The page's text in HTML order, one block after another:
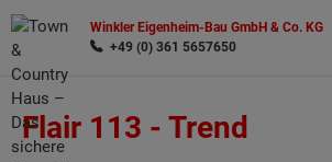
Winkler Eigenheim-Bau GmbH & Co. KG
+49 (0) 361 5657650
Flair 113 - Trend
Wonach möchten Sie suchen?